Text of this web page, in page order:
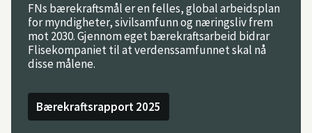
FNs bærekraftsmål er en felles, global arbeidsplan
for myndigheter, sivilsamfunn og næringsliv frem
mot 2030. Gjennom eget bærekraftsarbeid bidrar
Flisekompaniet til at verdenssamfunnet skal nå
disse målene.
Bærekraftsrapport 2025